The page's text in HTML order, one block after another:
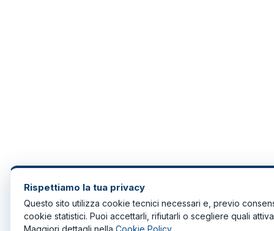
Rispettiamo la tua privacy
Questo sito utilizza cookie tecnici necessari e, previo
cookie statistici. Puoi accettarli, rifiutarli o scegliere quali
Maggiori dettagli nella Cookie Policy.